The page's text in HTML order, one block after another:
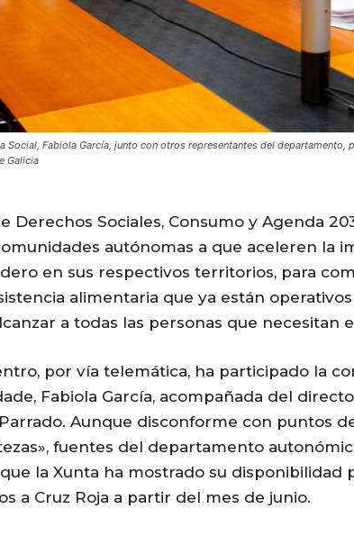
Social, Fabiola García, junto con otros representantes del departamento,
Galicia
Derechos Sociales, Consumo y Agenda
autónomas a que aceleren la
en sus respectivos territorios, para
alimentaria que ya están
a todas las personas que necesitan
por vía telemática, ha participado la
Fabiola García, acompañada del
Aunque disconforme con puntos
fuentes del departamento
la Xunta ha mostrado su disponibilidad
a Cruz Roja a partir del mes de junio.